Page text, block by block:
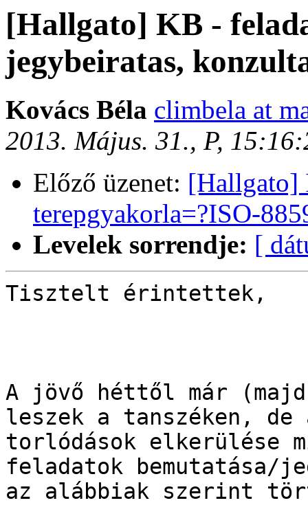
[Hallgato] KB -
jegybeiratas,
Kovács Béla climbela at
2013. Május. 31., P,
Előző üzenet: [Hallgato]
terepgyakorla=?ISO-
Levelek sorrendje: [
Tisztelt érintettek,
A jövő héttől már
leszek a tanszéken,
torlódások elkerülése
feladatok bemutatása/
az alábbiak szerint